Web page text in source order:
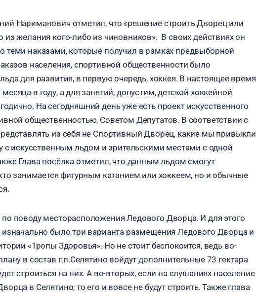
Нариманович отметил, что «решение строить Дворец или
из желания кого-либо из чиновников». В своих действиях он
теми наказами, которые получил в рамках предвыборной
населения, спортивной общественности было
для развития, в первую очередь, хоккея. В настоящее время
в году, а для занятий, допустим, детской хоккейной
На сегодняшний день уже есть проект искусственного
общественностью, Советом Депутатов. В соответствии с
из себя не Спортивный Дворец, какие мы привыкли
с искусственным льдом и зрительскими местами с одной
Глава посёлка отметил, что данным льдом смогут
занимается фигурным катанием или хоккеем, но и обычные
поводу месторасположения Ледового Дворца. И для этого
было три варианта размещения Ледового Дворца и
«Тропы Здоровья». Но не стоит беспокоится, ведь во-
в состав г.п.Селятино войдут дополнительные 73 гектара
строиться на них. А во-вторых, если на слушаниях население
в Селятино, то его и вовсе не будут строить. Также глава